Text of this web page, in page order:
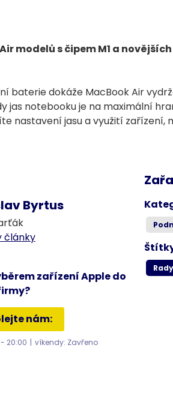
modelů s čipem M1 a
baterie dokáže MacBook Air
jas notebooku je na maximální
nastavení jasu a využití zařízení,
Byrtus
články
zařízení Apple do
nám:
20:00 | víkendy: Zavřeno